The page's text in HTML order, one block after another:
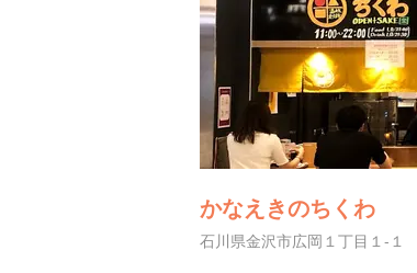
かなえきのちくわ
石川県金沢市広岡１丁目１-１